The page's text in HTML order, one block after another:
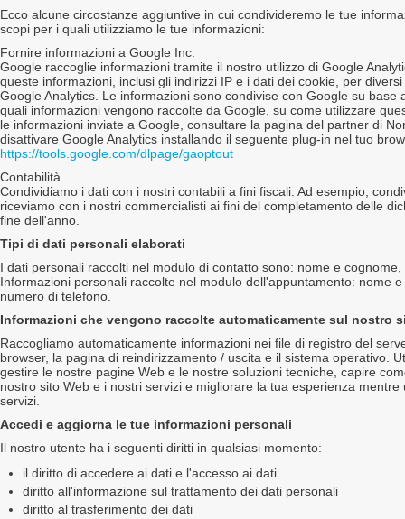
Ecco alcune circostanze aggiuntive in cui condivideremo le tue
scopi per i quali utilizziamo le tue informazioni:
Fornire informazioni a Google Inc.
Google raccoglie informazioni tramite il nostro utilizzo di Google
queste informazioni, inclusi gli indirizzi IP e i dati dei cookie, per
Google Analytics. Le informazioni sono condivise con Google su
quali informazioni vengono raccolte da Google, su come utilizzare
le informazioni inviate a Google, consultare la pagina del partner di
disattivare Google Analytics installando il seguente plug-in nel tuo
https://tools.google.com/dlpage/gaoptout
Contabilità
Condividiamo i dati con i nostri contabili a fini fiscali. Ad esempio,
riceviamo con i nostri commercialisti ai fini del completamento delle
fine dell'anno.
Tipi di dati personali elaborati
I dati personali raccolti nel modulo di contatto sono: nome e
Informazioni personali raccolte nel modulo dell'appuntamento: nome
numero di telefono.
Informazioni che vengono raccolte automaticamente sul nostro
Raccogliamo automaticamente informazioni nei file di registro del
browser, la pagina di reindirizzamento / uscita e il sistema operativo.
gestire le nostre pagine Web e le nostre soluzioni tecniche, capire
nostro sito Web e i nostri servizi e migliorare la tua esperienza
servizi.
Accedi e aggiorna le tue informazioni personali
Il nostro utente ha i seguenti diritti in qualsiasi momento:
il diritto di accedere ai dati e l'accesso ai dati
diritto all'informazione sul trattamento dei dati personali
diritto al trasferimento dei dati